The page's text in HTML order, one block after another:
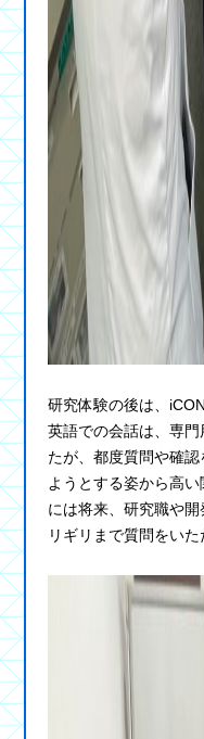
研究体験の後は、
英語での会話は、専
たが、都度質問や確
ようとする姿から高
には将来、研究職や
リギリまで質問をいた